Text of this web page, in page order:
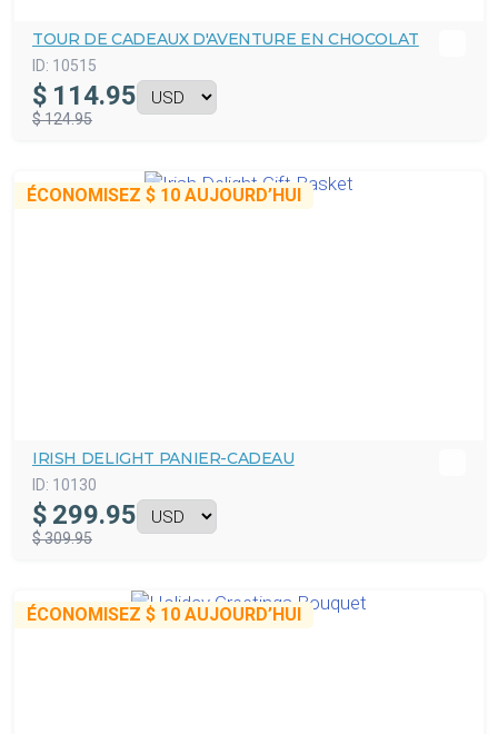
TOUR DE CADEAUX D'AVENTURE EN CHOCOLAT
ID: 10515
$ 114.95
$ 124.95
ÉCONOMISEZ $ 10 AUJOURD’HUI
IRISH DELIGHT PANIER-CADEAU
ID: 10130
$ 299.95
$ 309.95
ÉCONOMISEZ $ 10 AUJOURD’HUI